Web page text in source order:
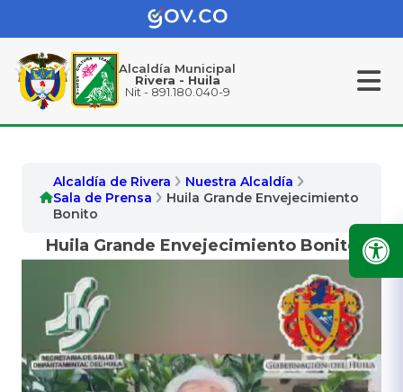
Alcaldía Municipal
Rivera - Huila
Nit - 891.180.040-9
Alcaldía de Rivera
Nuestra Alcaldía
Sala de Prensa
Huila Grande Envejecimiento
Bonito
Huila Grande Envejecimiento Bonito